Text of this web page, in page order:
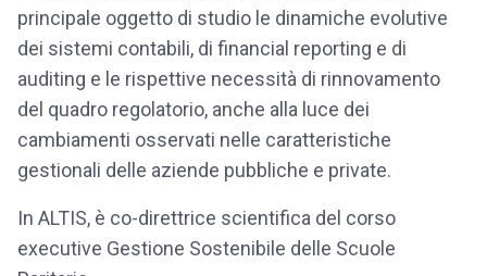
principale oggetto di studio le dinamiche evolutive
dei sistemi contabili, di financial reporting e di
auditing e le rispettive necessità di rinnovamento
del quadro regolatorio, anche alla luce dei
cambiamenti osservati nelle caratteristiche
gestionali delle aziende pubbliche e private.
In ALTIS, è co-direttrice scientifica del corso
executive Gestione Sostenibile delle Scuole